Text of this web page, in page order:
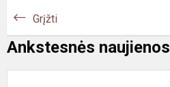
Grįžti
Ankstesnės naujienos